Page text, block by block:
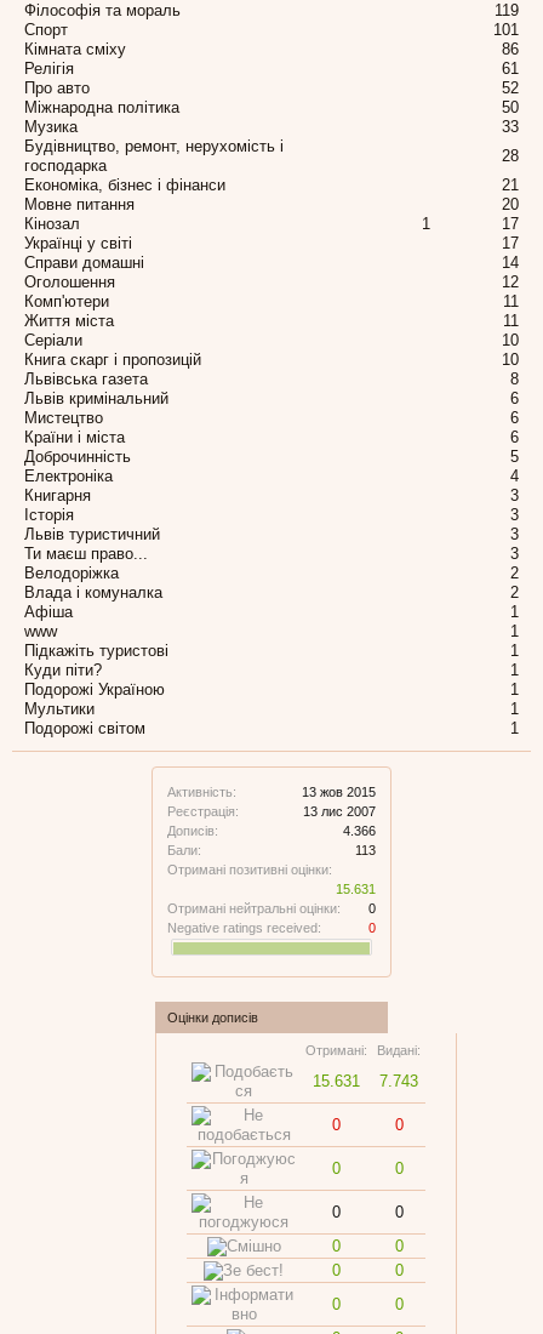
Активність:
13 жов 2015
Реєстрація:
13 лис 2007
Дописів:
4.366
Бали:
113
Отримані позитивні оцінки:
15.631
Отримані нейтральні оцінки:
0
Negative ratings received:
0
Оцінки дописів
Отримані: Видані:
15.631 7.743
0 0
0 0
0
0
0
0
0
0
0
0
Філософія та мораль
119
Спорт
101
Кімната сміху
86
Релігія
61
Про авто
52
Міжнародна політика
50
Музика
33
Будівництво, ремонт, нерухомість і
господарка
28
Економіка, бізнес і фінанси
21
Мовне питання
20
Кінозал
1
17
Українці у світі
17
Справи домашні
14
Оголошення
12
Комп'ютери
11
Життя міста
11
Серіали
10
Книга скарг і пропозицій
10
Львівська газета
8
Львів кримінальний
6
Мистецтво
6
Країни і міста
6
Доброчинність
5
Електроніка
4
Книгарня
3
Історія
3
Львів туристичний
3
Ти маєш право...
3
Велодоріжка
2
Влада і комуналка
2
Афіша
1
www
1
Підкажіть туристові
1
Куди піти?
1
Подорожі Україною
1
Мультики
1
Подорожі світом
1